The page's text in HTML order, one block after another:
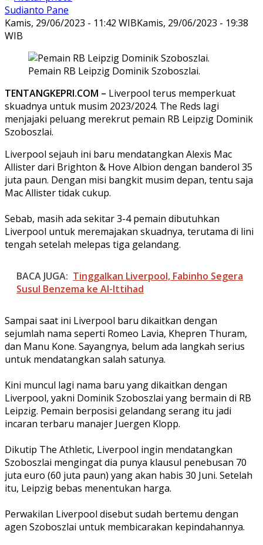
Sudianto Pane
Kamis, 29/06/2023 - 11:42 WIBKamis, 29/06/2023 - 19:38
WIB
Pemain RB Leipzig Dominik Szoboszlai.
TENTANGKEPRI.COM – Liverpool terus memperkuat
skuadnya untuk musim 2023/2024. The Reds lagi
menjajaki peluang merekrut pemain RB Leipzig Dominik
Szoboszlai.
Liverpool sejauh ini baru mendatangkan Alexis Mac
Allister dari Brighton & Hove Albion dengan banderol 35
juta paun. Dengan misi bangkit musim depan, tentu saja
Mac Allister tidak cukup.
Sebab, masih ada sekitar 3-4 pemain dibutuhkan
Liverpool untuk meremajakan skuadnya, terutama di lini
tengah setelah melepas tiga gelandang.
BACA JUGA: Tinggalkan Liverpool, Fabinho Segera
Susul Benzema ke Al-Ittihad
Sampai saat ini Liverpool baru dikaitkan dengan
sejumlah nama seperti Romeo Lavia, Khepren Thuram,
dan Manu Kone. Sayangnya, belum ada langkah serius
untuk mendatangkan salah satunya.
Kini muncul lagi nama baru yang dikaitkan dengan
Liverpool, yakni Dominik Szoboszlai yang bermain di RB
Leipzig. Pemain berposisi gelandang serang itu jadi
incaran terbaru manajer Juergen Klopp.
Dikutip The Athletic, Liverpool ingin mendatangkan
Szoboszlai mengingat dia punya klausul penebusan 70
juta euro (60 juta paun) yang akan habis 30 Juni. Setelah
itu, Leipzig bebas menentukan harga.
Perwakilan Liverpool disebut sudah bertemu dengan
agen Szoboszlai untuk membicarakan kepindahannya.